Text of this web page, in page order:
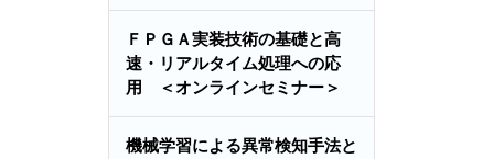
ＦＰＧＡ実装技術の基礎と高
速・リアルタイム処理への応
用 ＜オンラインセミナー＞
機械学習による異常検知手法と